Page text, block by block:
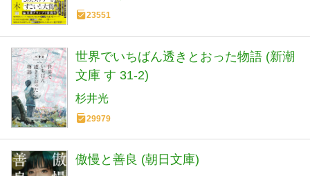
23551
世界でいちばん透きとおった物語 (新潮
文庫 す 31-2)
杉井光
29979
傲慢と善良 (朝日文庫)